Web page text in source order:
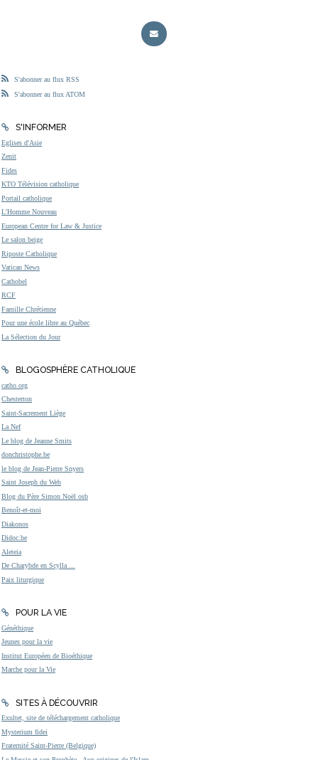
S'abonner au flux RSS
S'abonner au flux ATOM
S'INFORMER
Eglises d'Asie
Zenit
Fides
KTO Télévision catholique
Portail catholique
L'Homme Nouveau
European Centre for Law & Justice
Le salon beige
Riposte Catholique
Vatican News
Cathobel
RCF
Famille Chrétienne
Pour une école libre au Québec
La Sélection du Jour
BLOGOSPHÈRE CATHOLIQUE
catho.org
Chesterton
Saint-Sacrement Liège
La Nef
Le blog de Jeanne Smits
donchristophe.be
le blog de Jean-Pierre Snyers
Saint Joseph du Web
Blog du Père Simon Noël osb
Benoît-et-moi
Diakonos
Didoc.be
Aleteia
De Charybde en Scylla ...
Paix liturgique
POUR LA VIE
Généthique
Jeunes pour la vie
Institut Européen de Bioéthique
Marche pour la Vie
SITES À DÉCOUVRIR
Exultet, site de téléchargement catholique
Mysterium fidei
Fraternité Saint-Pierre (Belgique)